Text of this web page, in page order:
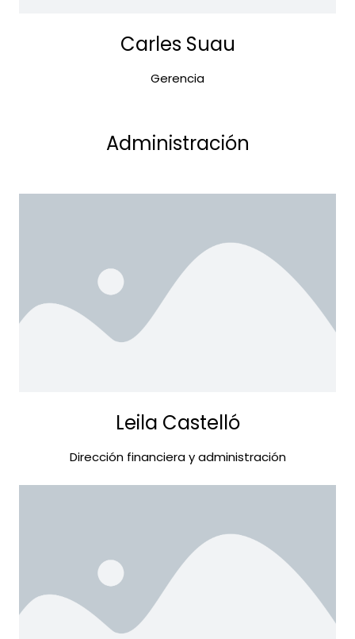
Carles Suau
Gerencia
Administración
Leila Castelló
Dirección financiera y administración